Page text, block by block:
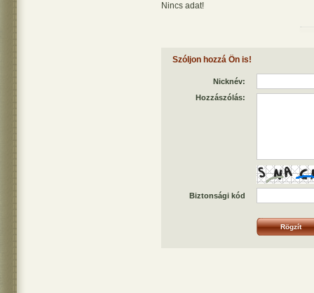
Nincs adat!
Szóljon hozzá Ön is!
Nicknév:
Hozzászólás:
Biztonsági kód